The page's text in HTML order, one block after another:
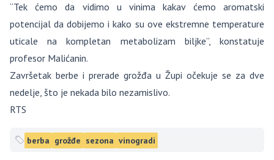
“Tek ćemo da vidimo u vinima kakav ćemo aromatski
potencijal da dobijemo i kako su ove ekstremne temperature
uticale na kompletan metabolizam biljke”, konstatuje
profesor Malićanin.
Završetak berbe i prerade grožđa u Župi očekuje se za dve
nedelje, što je nekada bilo nezamislivo.
RTS
berba grožđe sezona vinogradi